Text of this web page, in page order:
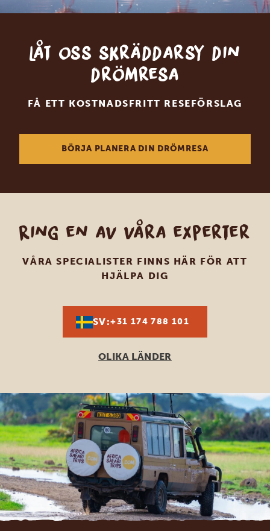
Låt oss skräddarsy din
drömresa
FÅ ETT KOSTNADSFRITT RESEFÖRSLAG
BÖRJA PLANERA DIN DRÖMRESA
Ring en av våra experter
VÅRA SPECIALISTER FINNS HÄR FÖR ATT
HJÄLPA DIG
SV:+31 174 788 101
OLIKA LÄNDER
Footer